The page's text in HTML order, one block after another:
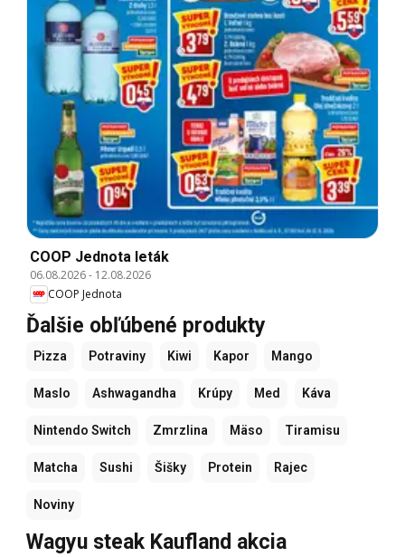
COOP Jednota leták
06.08.2026- 12.08.2026
COOP Jednota
Ďalšie obľúbené produkty
Pizza Potraviny Kiwi Kapor Mango
Maslo Ashwagandha Krúpy Med Káva
Nintendo Switch Zmrzlina Mäso Tiramisu
Matcha Sushi Šišky Protein Rajec
Noviny
Wagyu steak Kaufland akcia